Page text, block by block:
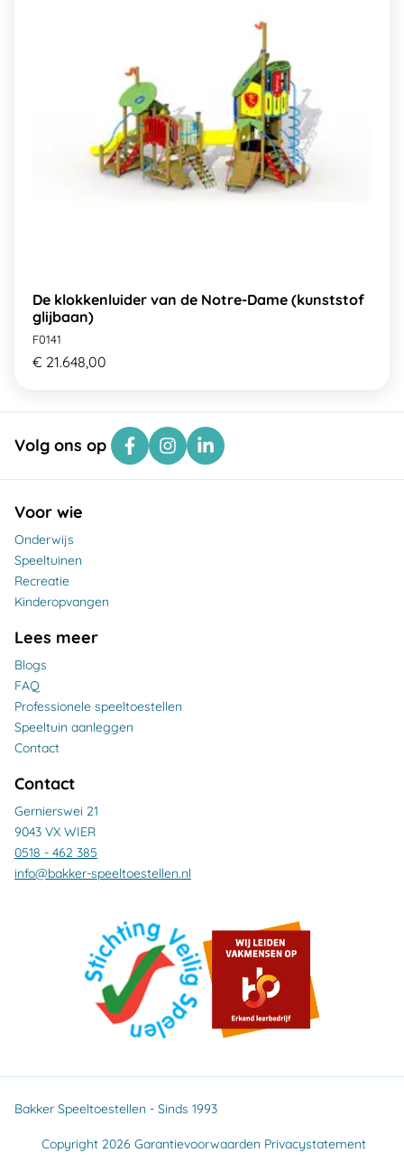
De klokkenluider van de Notre-Dame (kunststof
glijbaan)
F0141
€ 21.648,00
Volg ons op
Voor wie
Onderwijs
Speeltuinen
Recreatie
Kinderopvangen
Lees meer
Blogs
FAQ
Professionele speeltoestellen
Speeltuin aanleggen
Contact
Contact
Gernierswei 21
9043 VX WIER
0518 - 462 385
info@bakker-speeltoestellen.nl
Bakker Speeltoestellen - Sinds 1993
Copyright 2026 Garantievoorwaarden Privacystatement